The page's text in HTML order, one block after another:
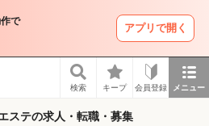
で
アプリで開く
検索 キープ 会員登録 メニュー
ステの求人・転職・募集